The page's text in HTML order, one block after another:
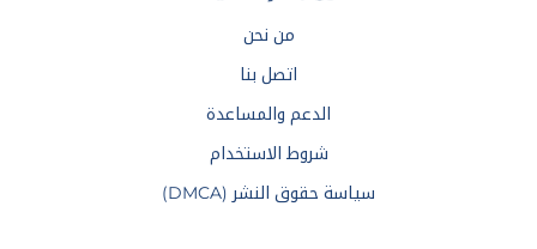
من نحن
اتصل بنا
الدعم والمساعدة
شروط الاستخدام
سياسة حقوق النشر (DMCA)